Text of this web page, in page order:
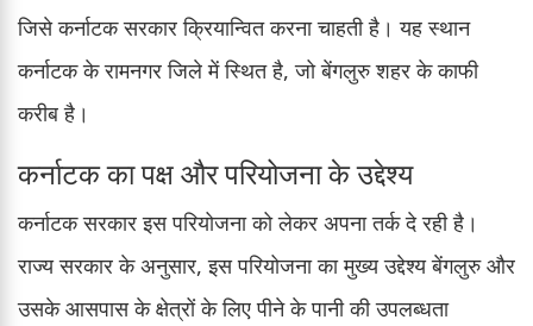
जिसे कर्नाटक सरकार क्रियान्वित करना चाहती है। यह स्थान
कर्नाटक के रामनगर जिले में स्थित है, जो बेंगलुरु शहर के काफी
करीब है।
कर्नाटक का पक्ष और परियोजना के उद्देश्य
कर्नाटक सरकार इस परियोजना को लेकर अपना तर्क दे रही है।
राज्य सरकार के अनुसार, इस परियोजना का मुख्य उद्देश्य बेंगलुरु और
उसके आसपास के क्षेत्रों के लिए पीने के पानी की उपलब्धता